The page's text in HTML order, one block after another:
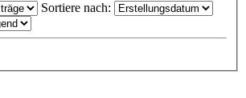
Sortiere nach: